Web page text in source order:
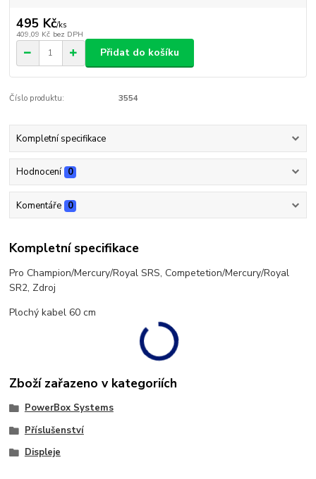
495 Kč/ks
409,09 Kč bez DPH
Přidat do košíku
Číslo produktu: 3554
Kompletní specifikace
Hodnocení 0
Komentáře 0
Kompletní specifikace
Pro Champion/Mercury/Royal SRS, Competetion/Mercury/Royal
SR2, Zdroj
Plochý kabel 60 cm
Zboží zařazeno v kategoriích
PowerBox Systems
Příslušenství
Displeje